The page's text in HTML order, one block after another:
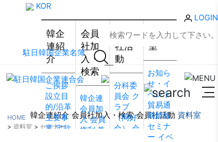
韓企
連紹
介
ご挨拶
設立目
的/沿革
主要事
業 定款
会員
社加
入・
検索
韓企連
会員加
入 会員
権利·義
会員
社活
動
分科委
員会 ク
ラブ
（同好
会）
会
資料
室
お知ら
せ・イ
ベント
貿易通
商情報
セミナ
ー イベ
駐日韓国企業名簿
KOR
LOGIN
韓企連紹介 会員社加入・検索 会員社活動 資料室
HOME
> 資料室 > セミナー